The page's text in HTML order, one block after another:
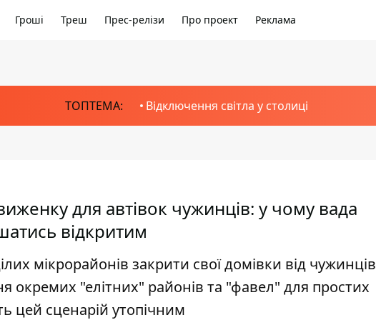
Гроші Треш Прес-релізи Про проект Реклама
ТОПТЕМА: Відключення світла у столиці
для автівок чужинців: у чому вада
відкритим
мікрорайонів закрити свої домівки від чужинців
окремих "елітних" районів та "фавел" для простих
цей сценарій утопічним